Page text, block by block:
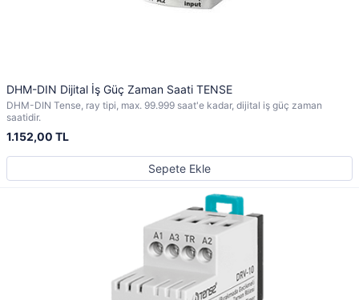
DHM-DIN Dijital İş Güç Zaman Saati TENSE
DHM-DIN Tense, ray tipi, max. 99.999 saat'e kadar, dijital iş güç zaman
saatidir.
1.152,00 TL
Sepete Ekle